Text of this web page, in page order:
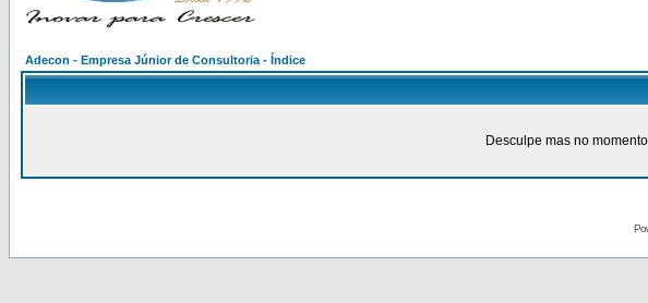
Adecon - Empresa Júnior de Consultoria - Índice
Desculpe mas no